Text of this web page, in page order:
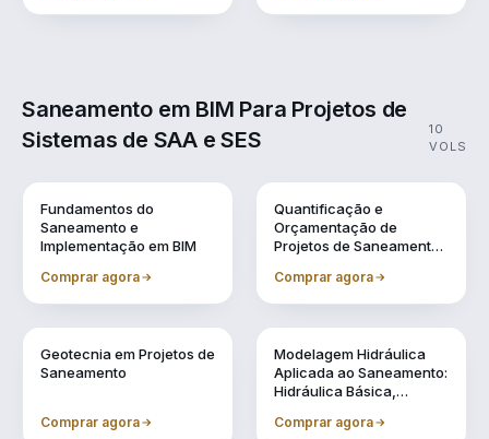
Saneamento em BIM Para Projetos de
Sistemas de SAA e SES
10
VOLS
Fundamentos do
Saneamento e
Implementação em BIM
Comprar agora
Quantificação e
Orçamentação de
Projetos de Saneamento
Comprar agora
Geotecnia em Projetos de
Saneamento
Comprar agora
Modelagem Hidráulica
Aplicada ao Saneamento:
Hidráulica Básica,
Reservação
Comprar agora